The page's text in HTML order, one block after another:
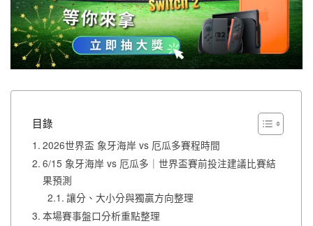
目錄
2026世界盃 象牙海岸 vs 厄瓜多賽程時間
6/15 象牙海岸 vs 厄瓜多｜世界盃賽前投注建議比賽結
果預測
讓分、大⼩分與獨贏方向整理
本場賽事盤口分析重點整理